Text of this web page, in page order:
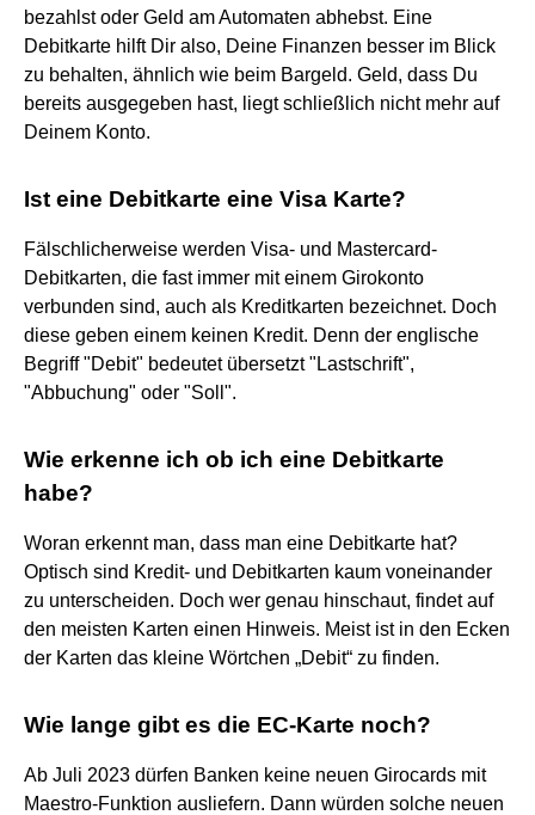
bezahlst oder Geld am Automaten abhebst. Eine
Debitkarte hilft Dir also, Deine Finanzen besser im Blick
zu behalten, ähnlich wie beim Bargeld. Geld, dass Du
bereits ausgegeben hast, liegt schließlich nicht mehr auf
Deinem Konto.
Ist eine Debitkarte eine Visa Karte?
Fälschlicherweise werden Visa- und Mastercard-
Debitkarten, die fast immer mit einem Girokonto
verbunden sind, auch als Kreditkarten bezeichnet. Doch
diese geben einem keinen Kredit. Denn der englische
Begriff "Debit" bedeutet übersetzt "Lastschrift",
"Abbuchung" oder "Soll".
Wie erkenne ich ob ich eine Debitkarte
habe?
Woran erkennt man, dass man eine Debitkarte hat?
Optisch sind Kredit- und Debitkarten kaum voneinander
zu unterscheiden. Doch wer genau hinschaut, findet auf
den meisten Karten einen Hinweis. Meist ist in den Ecken
der Karten das kleine Wörtchen „Debit“ zu finden.
Wie lange gibt es die EC-Karte noch?
Ab Juli 2023 dürfen Banken keine neuen Girocards mit
Maestro-Funktion ausliefern. Dann würden solche neuen